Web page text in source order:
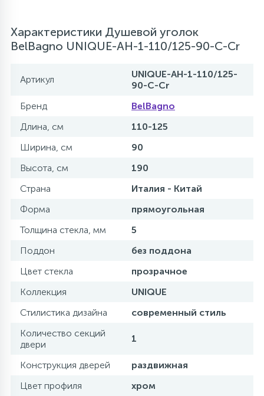
Характеристики Душевой уголок
BelBagno UNIQUE-AH-1-110/125-90-C-Cr
Артикул
UNIQUE-AH-1-110/125-
90-C-Cr
Бренд
BelBagno
Длина, см
110-125
Ширина, см
90
Высота, см
190
Страна
Италия - Китай
Форма
прямоугольная
Толщина стекла, мм
5
Поддон
без поддона
Цвет стекла
прозрачное
Коллекция
UNIQUE
Стилистика дизайна
современный стиль
Количество секций
двери
1
Конструкция дверей
раздвижная
Цвет профиля
хром